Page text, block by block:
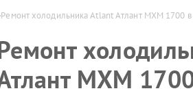
Ремонт холодильника Atlant Атлант МХМ 1700
МХМ